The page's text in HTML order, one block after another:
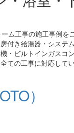
ム工事の施工事例を
付き給湯器・システ
・ビルトインガスコン
ての工事に対応して
）